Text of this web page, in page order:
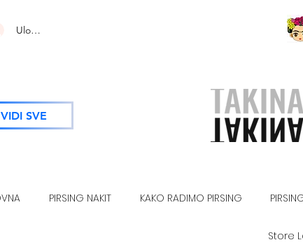
Uloguj se
VIDI SVE
PIRSING NAKIT KAKO RADIMO PIRSING
Store